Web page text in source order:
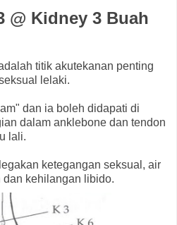
@ Kidney 3 Buah
titik akutekanan penting
lelaki.
dan ia boleh didapati di
dalam anklebone dan tendon
lali.
ketegangan seksual, air
kehilangan libido.